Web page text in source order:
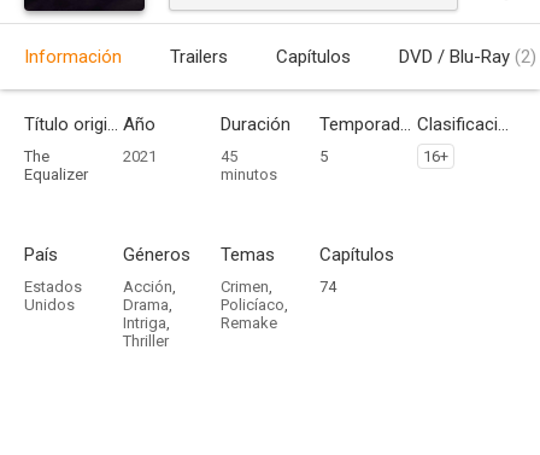
Información Trailers Capítulos DVD / Blu-Ray (2)
Título original
The
Equalizer
Año
2021
Duración
45
minutos
Temporadas
5
Clasificación por edades
16+
País
Estados
Unidos
Géneros
Acción,
Drama,
Intriga,
Thriller
Temas
Crimen,
Policíaco,
Remake
Capítulos
74